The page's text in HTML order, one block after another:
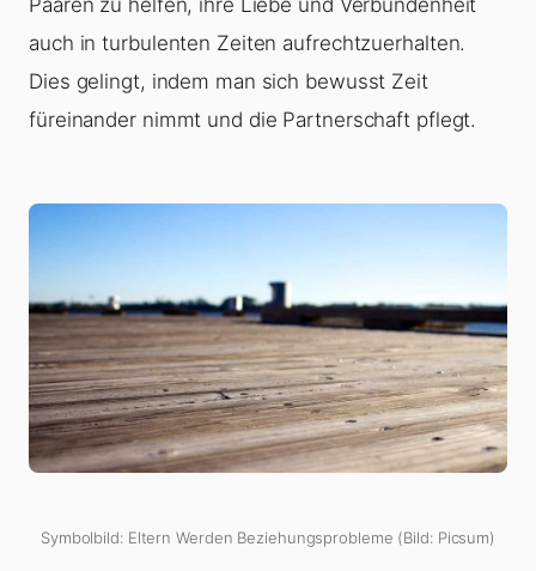
auch in turbulenten Zeiten aufrechtzuerhalten.
Dies gelingt, indem man sich bewusst Zeit
füreinander nimmt und die Partnerschaft pflegt.
Symbolbild: Eltern Werden Beziehungsprobleme (Bild: Picsum)